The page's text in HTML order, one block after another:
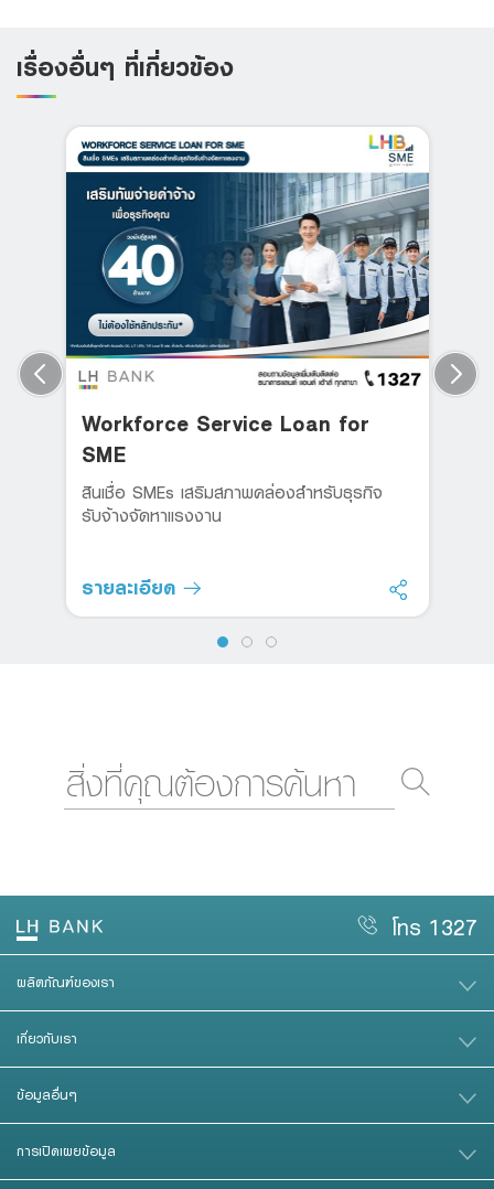
เรื่องอื่นๆ ที่เกี่ยวข้อง
Workforce Service Loan for
SME
สินเชื่อ SMEs เสริมสภาพคล่องสำหรับธุรกิจ
รับจ้างจัดหาแรงงาน
รายละเอียด
โทร 1327
ผลิตภัณฑ์ของเรา
เกี่ยวกับเรา
ข้อมูลอื่นๆ
การเปิดเผยข้อมูล